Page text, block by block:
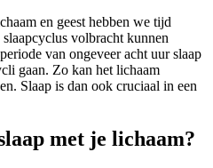
en geest hebben we tijd
volbracht kunnen
van ongeveer acht uur slaap
gaan. Zo kan het lichaam
Slaap is dan ook cruciaal in een
met je lichaam?